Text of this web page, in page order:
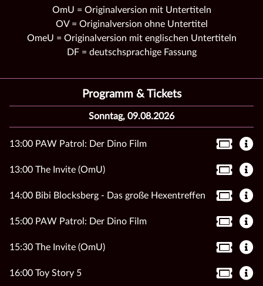
OmU = Originalversion mit Untertiteln
OV = Originalversion ohne Untertitel
OmeU = Originalversion mit englischen Untertiteln
DF = deutschsprachige Fassung
Programm & Tickets
Sonntag, 09.08.2026
13:00 PAW Patrol: Der Dino Film
13:00 The Invite (OmU)
14:00 Bibi Blocksberg - Das große Hexentreffen
15:00 PAW Patrol: Der Dino Film
15:30 The Invite (OmU)
16:00 Toy Story 5